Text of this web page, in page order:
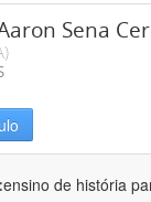
Sena
ensino de história